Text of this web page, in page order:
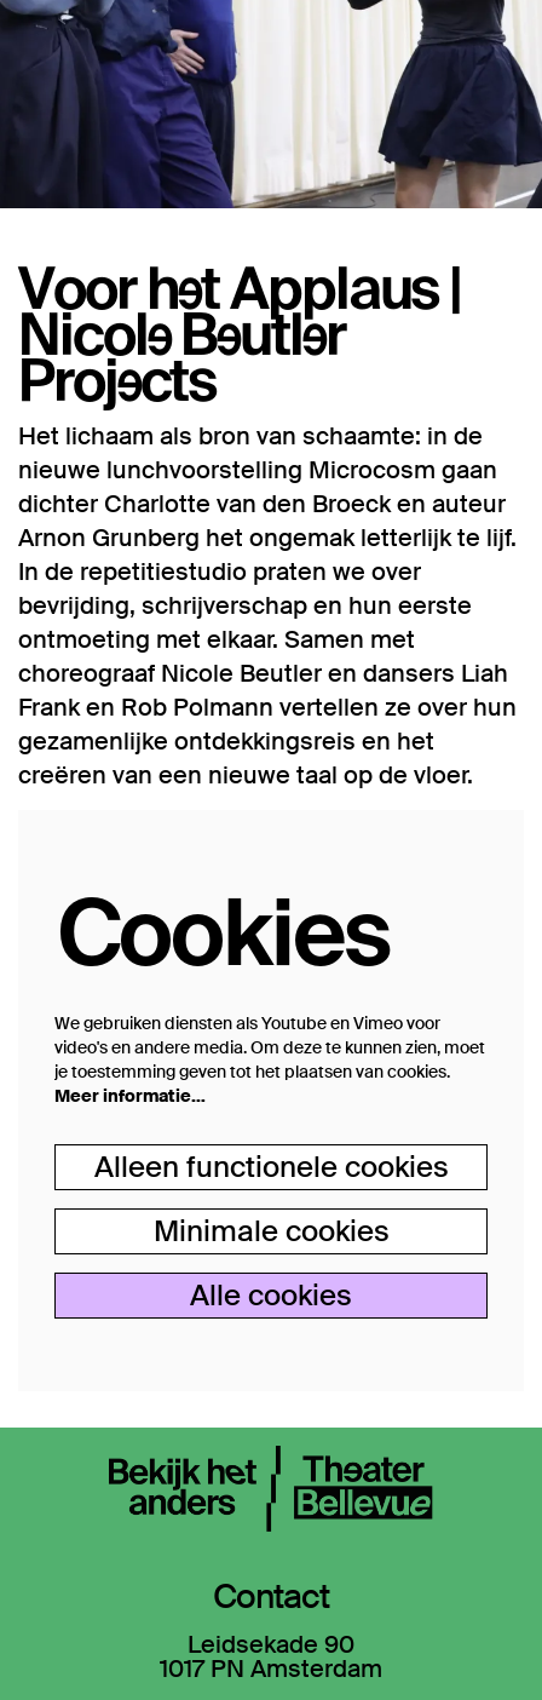
Voor het Applaus |
Nicole Beutler
Projects
Het lichaam als bron van schaamte: in de
nieuwe lunchvoorstelling Microcosm gaan
dichter Charlotte van den Broeck en auteur
Arnon Grunberg het ongemak letterlijk te lijf.
In de repetitiestudio praten we over
bevrijding, schrijverschap en hun eerste
ontmoeting met elkaar. Samen met
choreograaf Nicole Beutler en dansers Liah
Frank en Rob Polmann vertellen ze over hun
gezamenlijke ontdekkingsreis en het
creëren van een nieuwe taal op de vloer.
Cookies
We gebruiken diensten als Youtube en Vimeo voor
video's en andere media. Om deze te kunnen zien, moet
je toestemming geven tot het plaatsen van cookies.
Meer informatie…
Alleen functionele cookies
Minimale cookies
Alle cookies
Contact
Leidsekade 90
1017 PN Amsterdam